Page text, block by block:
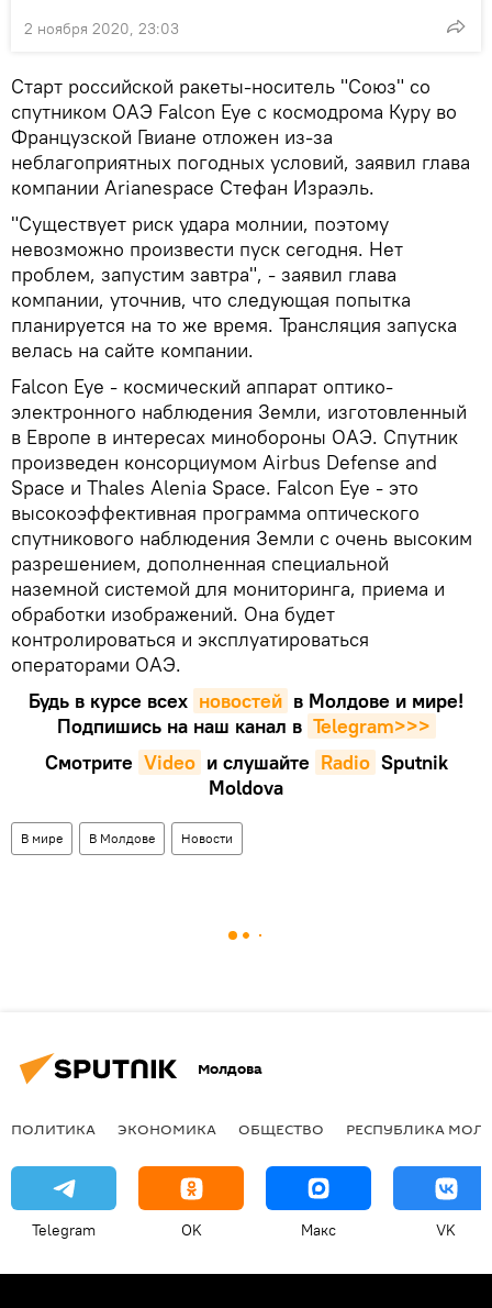
2 ноября 2020, 23:03
Старт российской ракеты-носитель "Союз" со
спутником ОАЭ Falcon Eye с космодрома Куру во
Французской Гвиане отложен из-за
неблагоприятных погодных условий, заявил глава
компании Arianespace Стефан Израэль.
"Существует риск удара молнии, поэтому
невозможно произвести пуск сегодня. Нет
проблем, запустим завтра", - заявил глава
компании, уточнив, что следующая попытка
планируется на то же время. Трансляция запуска
велась на сайте компании.
Falcon Eye - космический аппарат оптико-
электронного наблюдения Земли, изготовленный
в Европе в интересах минобороны ОАЭ. Спутник
произведен консорциумом Airbus Defense and
Space и Thales Alenia Space. Falcon Eye - это
высокоэффективная программа оптического
спутникового наблюдения Земли с очень высоким
разрешением, дополненная специальной
наземной системой для мониторинга, приема и
обработки изображений. Она будет
контролироваться и эксплуатироваться
операторами ОАЭ.
Будь в курсе всех новостей в Молдове и мире!
Подпишись на наш канал в Telegram>>>
Смотрите Video и слушайте Radio Sputnik
Moldova
В мире В Молдове Новости
Молдова
ПОЛИТИКА ЭКОНОМИКА ОБЩЕСТВО РЕСПУБЛИКА
Telegram OK Макс VK